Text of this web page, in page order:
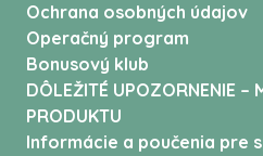
Ochrana osobných údajov
Operačný program
Bonusový klub
DÔLEŽITÉ UPOZORNENIE –
PRODUKTU
Informácie a poučenia pre